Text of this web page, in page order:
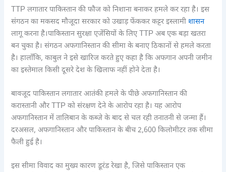
TTP लगातार पाकिस्तान की फौज को निशाना बनाकर हमले कर रहा है। इस
संगठन का मकसद मौजूदा सरकार को उखाड़ फेंककर कट्टर इस्लामीशासन
लागू करना है।पाकिस्तान सुरक्षा एजेंसियों के लिए TTP अब एक बड़ा खतरा
बन चुका है। संगठन अफगानिस्तान की सीमा के बनाए ठिकानों से हमले करता
है। हालाँकि, काबुल ने इसे खारिज करते हुए कहा है कि अफगान अपनी जमीन
का इस्तेमाल किसी दूसरे देश के खिलाफ नहीं होने देता है।
बावजूद पाकिस्तान लगातार आतंकी हमले के पीछे अफगानिस्तान की
करास्तानी और TTP को संरक्षण देने के आरोप रहा है। यह आरोप
अफगानिस्तान में तालिबान के कब्जे के बाद से चल रही तनातनी से जन्मा हैं।
दरअसल, अफगानिस्तान और पाकिस्तान के बीच 2,600 किलोमीटर तक सीमा
फैली हुई है।
इस सीमा विवाद का मुख्य कारण डूरंड रेखा है, जिसे पाकिस्तान एक